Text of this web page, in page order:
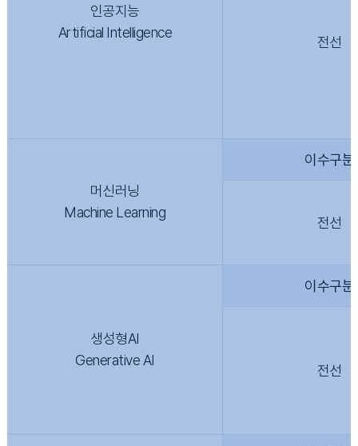
인공지능
Artificial Intelligence
전선
머신러닝
Machine Learning
이수구분
전선
생성형AI
Generative AI
이수구분
전선